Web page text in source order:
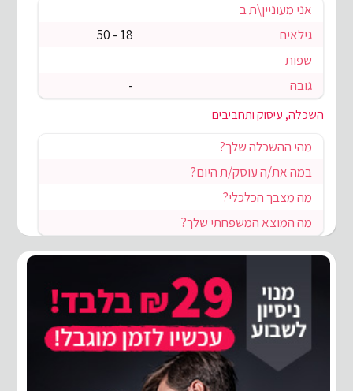
אני מעוניין\ת ב
גילאים
18 - 50
שפות
גובה
-
השכלה, עיסוק ותחביבים
מהי ההשכלה שלך?
במה את/ה עוסק/ת היום?
מה מצבך הכלכלי?
מה המוצא המשפחתי שלך?